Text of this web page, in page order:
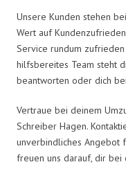
Unsere Kunden stehen
Wert auf
Service rundum
hilfsbereites Team steht
beantworten oder dich
Vertraue bei deinem
Schreiber Hagen.
unverbindliches Angebot
freuen uns darauf, dir